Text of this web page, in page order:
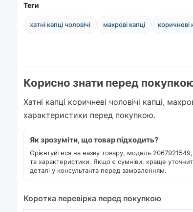
Теги
хатні капці чоловічі махрові капці коричневі
Корисно знати перед
Хатні капці коричневі чоловічі капці,
характеристики перед покупкою.
Як зрозуміти, що товар підходить?
Орієнтуйтеся на назву товару, модель
та характеристики. Якщо є сумніви, краще
деталі у консультанта перед замовленням.
Коротка перевірка перед покупкою